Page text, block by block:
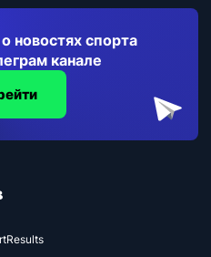
новостях спорта
канале